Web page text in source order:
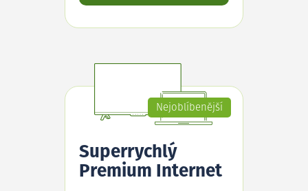
Nejoblíbenější
Superrychlý
Premium Internet